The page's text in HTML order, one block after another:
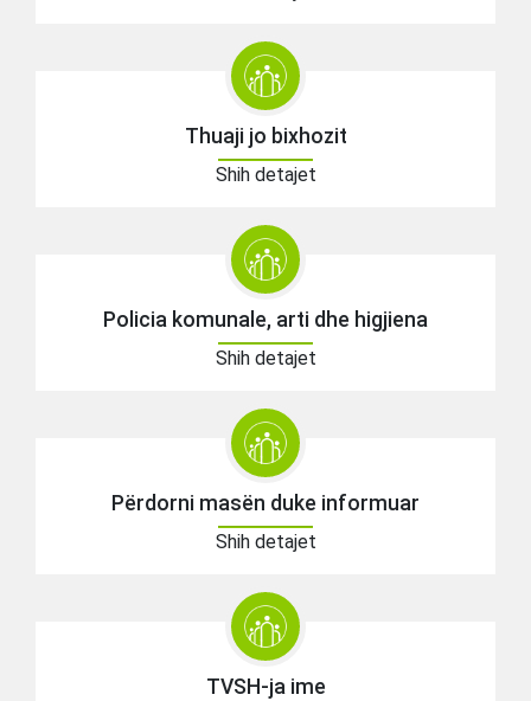
Thuaji jo bixhozit
Shih detajet
Policia komunale, arti dhe higjiena
Shih detajet
Përdorni masën duke informuar
Shih detajet
TVSH-ja ime